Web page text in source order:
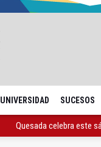
UNIVERSIDAD SUCESOS
Quesada celebra este